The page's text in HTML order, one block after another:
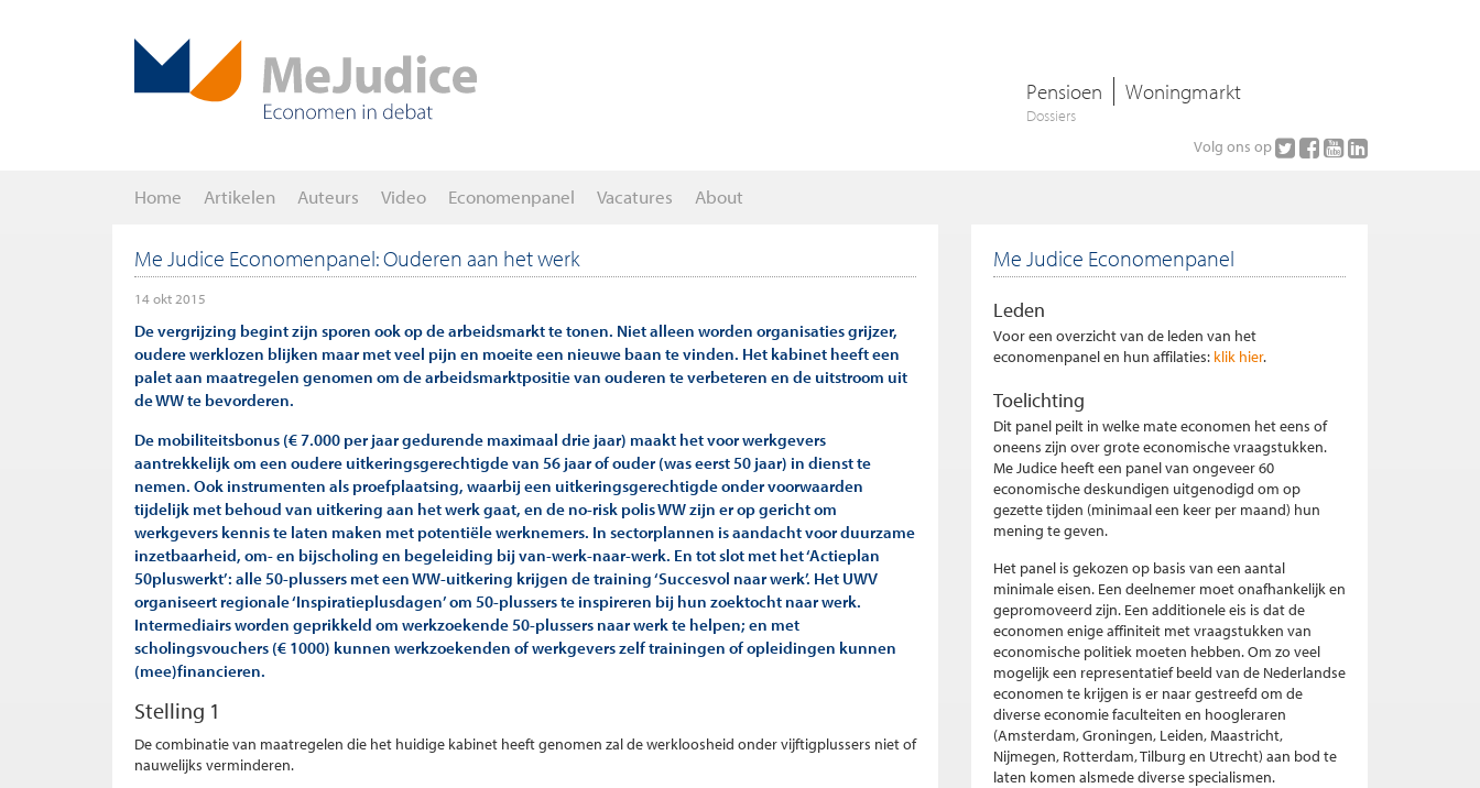
Pensioen Woningmarkt
Dossiers
Volg ons op
Home Artikelen Auteurs Video Economenpanel Vacatures About
Me Judice Economenpanel: Ouderen aan het werk
14 okt 2015
De vergrijzing begint zijn sporen ook op de arbeidsmarkt te tonen. Niet alleen worden organisaties grijzer,
oudere werklozen blijken maar met veel pijn en moeite een nieuwe baan te vinden. Het kabinet heeft een
palet aan maatregelen genomen om de arbeidsmarktpositie van ouderen te verbeteren en de uitstroom uit
de WW te bevorderen.
De mobiliteitsbonus (€ 7.000 per jaar gedurende maximaal drie jaar) maakt het voor werkgevers
aantrekkelijk om een oudere uitkeringsgerechtigde van 56 jaar of ouder (was eerst 50 jaar) in dienst te
nemen. Ook instrumenten als proefplaatsing, waarbij een uitkeringsgerechtigde onder voorwaarden
tijdelijk met behoud van uitkering aan het werk gaat, en de no-risk polis WW zijn er op gericht om
werkgevers kennis te laten maken met potentiële werknemers. In sectorplannen is aandacht voor duurzame
inzetbaarheid, om- en bijscholing en begeleiding bij van-werk-naar-werk. En tot slot met het ‘Actieplan
50pluswerkt’: alle 50-plussers met een WW-uitkering krijgen de training ‘Succesvol naar werk’. Het UWV
organiseert regionale ‘Inspiratieplusdagen’ om 50-plussers te inspireren bij hun zoektocht naar werk.
Intermediairs worden geprikkeld om werkzoekende 50-plussers naar werk te helpen; en met
scholingsvouchers (€ 1000) kunnen werkzoekenden of werkgevers zelf trainingen of opleidingen kunnen
(mee)financieren.
Stelling 1
De combinatie van maatregelen die het huidige kabinet heeft genomen zal de werkloosheid onder vijftigplussers niet of
nauwelijks verminderen.
Me Judice Economenpanel
Leden
Voor een overzicht van de leden van het
economenpanel en hun affilaties: klik hier.
Toelichting
Dit panel peilt in welke mate economen het eens of
oneens zijn over grote economische vraagstukken.
Me Judice heeft een panel van ongeveer 60
economische deskundigen uitgenodigd om op
gezette tijden (minimaal een keer per maand) hun
mening te geven.
Het panel is gekozen op basis van een aantal
minimale eisen. Een deelnemer moet onafhankelijk en
gepromoveerd zijn. Een additionele eis is dat de
economen enige affiniteit met vraagstukken van
economische politiek moeten hebben. Om zo veel
mogelijk een representatief beeld van de Nederlandse
economen te krijgen is er naar gestreefd om de
diverse economie faculteiten en hoogleraren
(Amsterdam, Groningen, Leiden, Maastricht,
Nijmegen, Rotterdam, Tilburg en Utrecht) aan bod te
laten komen alsmede diverse specialismen.